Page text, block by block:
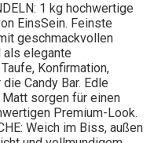
1 kg hochwertige
EinsSein. Feinste
geschmackvollen
elegante
Konfirmation,
Candy Bar. Edle
sorgen für einen
Premium-Look.
Weich im Biss, außen